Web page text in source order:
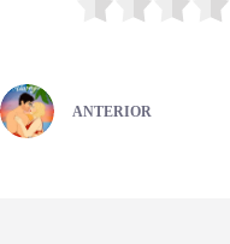
ANTERIOR